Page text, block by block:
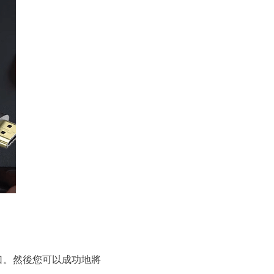
然後您可以成功地將